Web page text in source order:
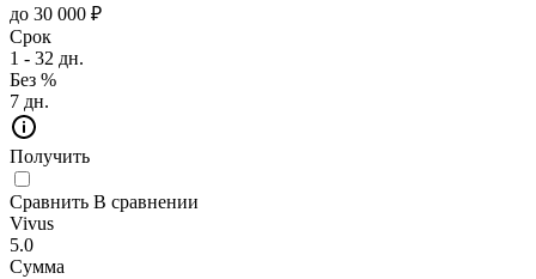
до 30 000 ₽
Срок
1 - 32 дн.
Без %
7 дн.
Получить
Сравнить В сравнении
Vivus
5.0
Сумма